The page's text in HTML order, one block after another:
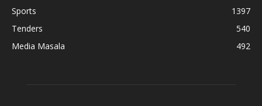
Sports
1397
Tenders
540
Media Masala
492